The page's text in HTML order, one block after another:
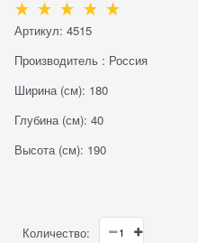
Артикул: 4515
Производитель : Россия
Ширина (см): 180
Глубина (см): 40
Высота (см): 190
Количество: